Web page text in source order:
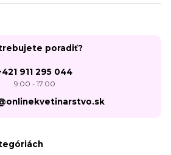
poradiť?
911 295 044
9:00 - 17:00